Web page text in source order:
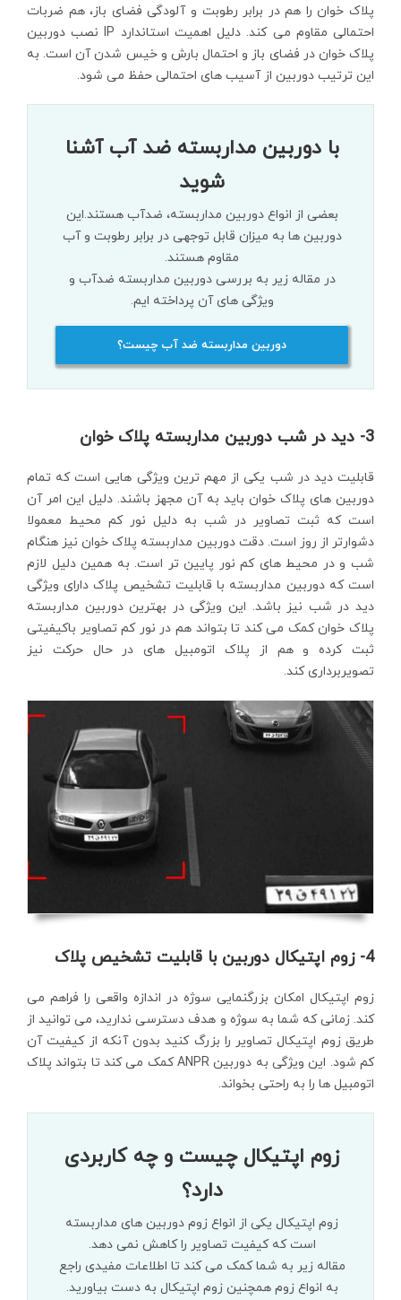
پلاک خوان را هم در برابر رطوبت و آلودگی فضای باز، هم ضربات
احتمالی مقاوم می کند. دلیل اهمیت استاندارد IP نصب دوربین
پلاک خوان در فضای باز و احتمال بارش و خیس شدن آن است. به
این ترتیب دوربین از آسیب های احتمالی حفظ می شود.
با دوربین مداربسته ضد آب آشنا
شوید
بعضی از انواع دوربین مداربسته، ضدآب هستند.این
دوربین ها به میزان قابل توجهی در برابر رطوبت و آب
مقاوم هستند.
در مقاله زیر به بررسی دوربین مداربسته ضدآب و
ویژگی های آن پرداخته ایم.
دوربین مداربسته ضد آب چیست؟
3- دید در شب دوربین مداربسته پلاک خوان
قابلیت دید در شب یکی از مهم ترین ویژگی هایی است که تمام
دوربین های پلاک خوان باید به آن مجهز باشند. دلیل این امر آن
است که ثبت تصاویر در شب به دلیل نور کم محیط معمولا
دشوارتر از روز است. دقت دوربین مداربسته پلاک خوان نیز هنگام
شب و در محیط های کم نور پایین تر است. به همین دلیل لازم
است که دوربین مداربسته با قابلیت تشخیص پلاک دارای ویژگی
دید در شب نیز باشد. این ویژگی در بهترین دوربین مداربسته
پلاک خوان کمک می کند تا بتواند هم در نور کم تصاویر باکیفیتی
ثبت کرده و هم از پلاک اتومبیل های در حال حرکت نیز
تصویربرداری کند.
4- زوم اپتیکال دوربین با قابلیت تشخیص پلاک
زوم اپتیکال امکان بزرگنمایی سوژه در اندازه واقعی را فراهم می
کند. زمانی که شما به سوژه و هدف دسترسی ندارید، می توانید از
طریق زوم اپتیکال تصاویر را بزرگ کنید بدون آنکه از کیفیت آن
کم شود. این ویژگی به دوربین ANPR کمک می کند تا بتواند پلاک
اتومبیل ها را به راحتی بخواند.
زوم اپتیکال چیست و چه کاربردی
دارد؟
زوم اپتیکال یکی از انواع زوم دوربین های مداربسته
است که کیفیت تصاویر را کاهش نمی دهد.
مقاله زیر به شما کمک می کند تا اطلاعات مفیدی راجع
به انواع زوم همچنین زوم اپتیکال به دست بیاورید.